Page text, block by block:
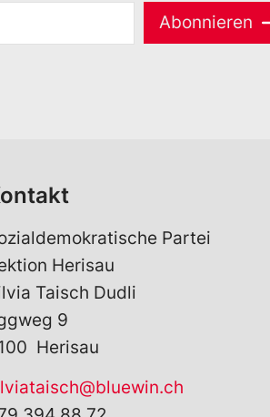
Abonnieren
Partei
Herisau
Taisch Dudli
9
Herisau